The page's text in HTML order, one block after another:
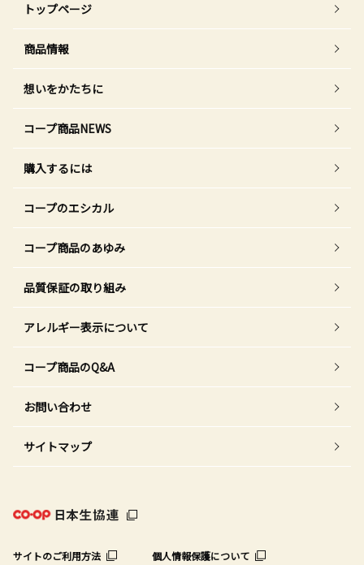
トップページ
商品情報
想いをかたちに
コープ商品NEWS
購入するには
コープのエシカル
コープ商品のあゆみ
品質保証の取り組み
アレルギー表示について
コープ商品のQ&A
お問い合わせ
サイトマップ
サイトのご利用方法 個人情報保護について